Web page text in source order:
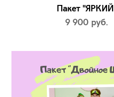
Пакет
9 900 pуб.